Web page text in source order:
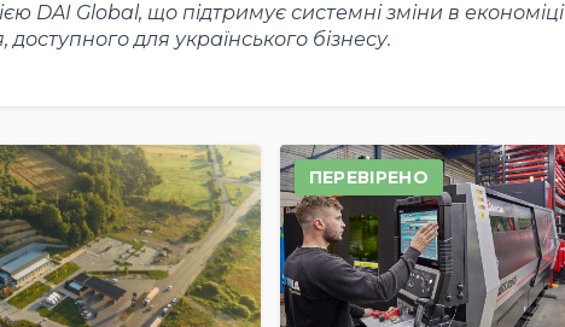
DAI Global, що підтримує системні зміни в економіці
для українського бізнесу.
ПЕРЕВІРЕНО